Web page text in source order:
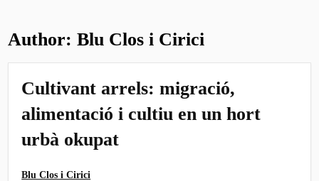
Author:Blu Clos i Cirici
Cultivant arrels: migració,
alimentació i cultiu en un hort
urbà okupat
Blu Clos i Cirici